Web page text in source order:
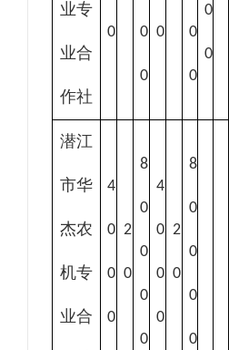
业专
业合
作社
0 0
0
0 0
0
0
0
潜江
市华
杰农
机专
业合
4
0
0
0
2
0
8
0
0
0
0
4
0
0
0
2
0
8
0
0
0
0